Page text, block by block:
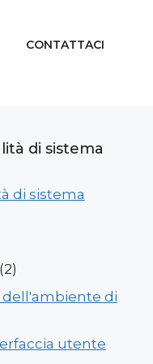
CONTATTACI
di sistema
di sistema
(2)
dell'ambiente di
utente